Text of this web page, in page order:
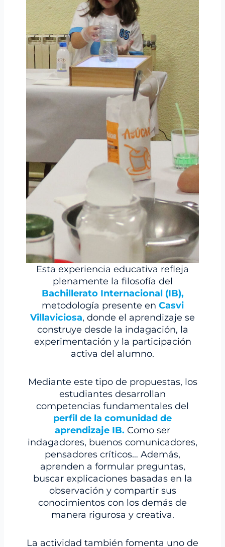
Esta experiencia educativa refleja
plenamente la filosofía del
Bachillerato Internacional (IB),
metodología presente en Casvi
Villaviciosa, donde el aprendizaje se
construye desde la indagación, la
experimentación y la participación
activa del alumno.
Mediante este tipo de propuestas, los
estudiantes desarrollan
competencias fundamentales del
perfil de la comunidad de
aprendizaje IB. Como ser
indagadores, buenos comunicadores,
pensadores críticos… Además,
aprenden a formular preguntas,
buscar explicaciones basadas en la
observación y compartir sus
conocimientos con los demás de
manera rigurosa y creativa.
La actividad también fomenta uno de